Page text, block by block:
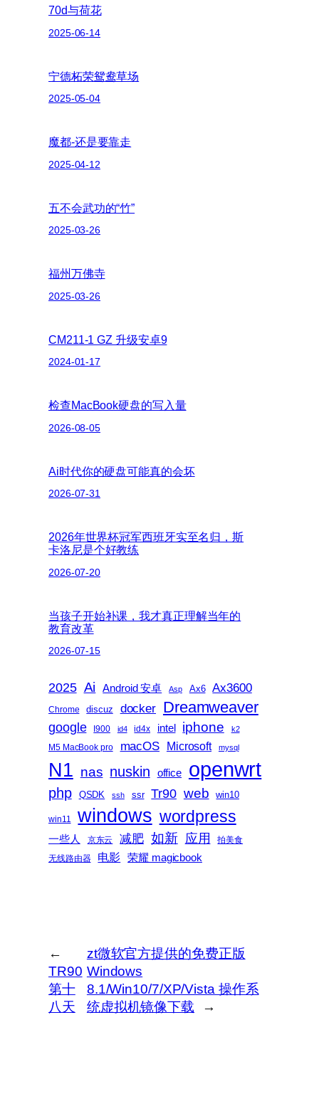
70d与荷花
2025-06-14
宁德柘荣鸳鸯草场
2025-05-04
魔都-还是要靠走
2025-04-12
五不会武功的“竹”
2025-03-26
福州万佛寺
2025-03-26
CM211-1 GZ 升级安卓9
2024-01-17
检查MacBook硬盘的写入量
2026-08-05
Ai时代你的硬盘可能真的会坏
2026-07-31
2026年世界杯冠军西班牙实至名归，斯
卡洛尼是个好教练
2026-07-20
当孩子开始补课，我才真正理解当年的
教育改革
2026-07-15
2025 Ai Android 安卓 Asp Ax6 Ax3600
Chrome discuz docker Dreamweaver
google I900 id4 id4x intel iphone k2
M5 MacBook pro macOS Microsoft mysql
N1 nas nuskin office openwrt
php QSDK ssh ssr Tr90 web win10
win11 windows wordpress
一些人 京东云 减肥 如新 应用
拍美食
无线路由器
电影 荣耀 magicbook
←
TR90
第十
八天
zt微软官方提供的免费正版
Windows
8.1/Win10/7/XP/Vista 操作系
统虚拟机镜像下载
→